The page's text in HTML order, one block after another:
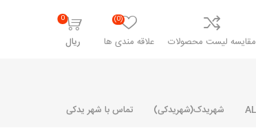
مقایسه لیست محصولات علاقه مندی ها
(0)
0
ریال
شهریدک(شهریدکی) تماس با شهر یدکی